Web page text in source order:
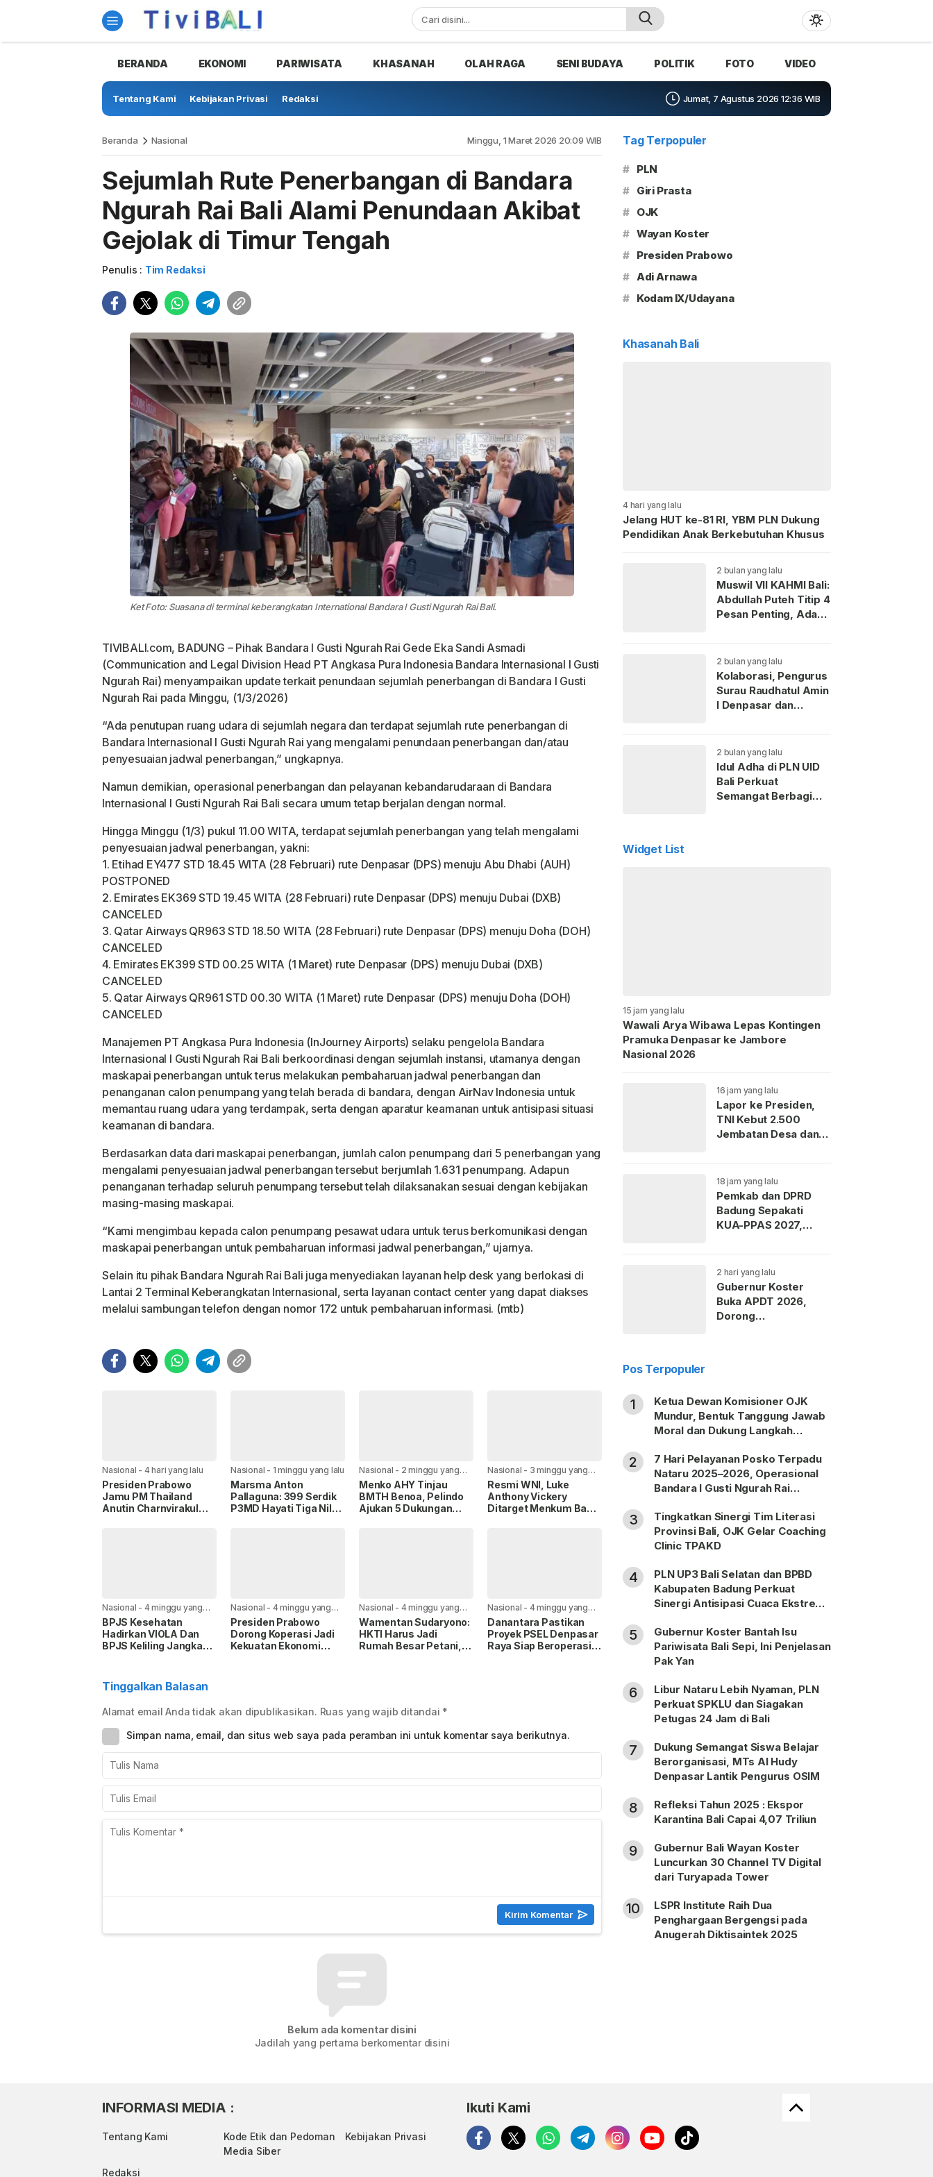
BERANDA EKONOMI PARIWISATA KHASANAH OLAH RAGA SENI BUDAYA POLITIK FOTO VIDEO
Tentang Kami Kebijakan Privasi Redaksi Jumat, 7 Agustus 2026 12:36 WIB
Beranda Nasional Minggu, 1 Maret 2026 20:09 WIB
Sejumlah Rute Penerbangan di Bandara
Ngurah Rai Bali Alami Penundaan Akibat
Gejolak di Timur Tengah
Penulis : Tim Redaksi
Ket Foto: Suasana di terminal keberangkatan International Bandara I Gusti Ngurah Rai Bali.
TIVIBALI.com, BADUNG – Pihak Bandara I Gusti Ngurah Rai Gede Eka Sandi Asmadi
(Communication and Legal Division Head PT Angkasa Pura Indonesia Bandara Internasional I Gusti
Ngurah Rai) menyampaikan update terkait penundaan sejumlah penerbangan di Bandara I Gusti
Ngurah Rai pada Minggu, (1/3/2026)
“Ada penutupan ruang udara di sejumlah negara dan terdapat sejumlah rute penerbangan di
Bandara Internasional I Gusti Ngurah Rai yang mengalami penundaan penerbangan dan/atau
penyesuaian jadwal penerbangan,” ungkapnya.
Namun demikian, operasional penerbangan dan pelayanan kebandarudaraan di Bandara
Internasional I Gusti Ngurah Rai Bali secara umum tetap berjalan dengan normal.
Hingga Minggu (1/3) pukul 11.00 WITA, terdapat sejumlah penerbangan yang telah mengalami
penyesuaian jadwal penerbangan, yakni:
1. Etihad EY477 STD 18.45 WITA (28 Februari) rute Denpasar (DPS) menuju Abu Dhabi (AUH)
POSTPONED
2. Emirates EK369 STD 19.45 WITA (28 Februari) rute Denpasar (DPS) menuju Dubai (DXB)
CANCELED
3. Qatar Airways QR963 STD 18.50 WITA (28 Februari) rute Denpasar (DPS) menuju Doha (DOH)
CANCELED
4. Emirates EK399 STD 00.25 WITA (1 Maret) rute Denpasar (DPS) menuju Dubai (DXB)
CANCELED
5. Qatar Airways QR961 STD 00.30 WITA (1 Maret) rute Denpasar (DPS) menuju Doha (DOH)
CANCELED
Manajemen PT Angkasa Pura Indonesia (InJourney Airports) selaku pengelola Bandara
Internasional I Gusti Ngurah Rai Bali berkoordinasi dengan sejumlah instansi, utamanya dengan
maskapai penerbangan untuk terus melakukan pembaharuan jadwal penerbangan dan
penanganan calon penumpang yang telah berada di bandara, dengan AirNav Indonesia untuk
memantau ruang udara yang terdampak, serta dengan aparatur keamanan untuk antisipasi situasi
keamanan di bandara.
Berdasarkan data dari maskapai penerbangan, jumlah calon penumpang dari 5 penerbangan yang
mengalami penyesuaian jadwal penerbangan tersebut berjumlah 1.631 penumpang. Adapun
penanganan terhadap seluruh penumpang tersebut telah dilaksanakan sesuai dengan kebijakan
masing-masing maskapai.
“Kami mengimbau kepada calon penumpang pesawat udara untuk terus berkomunikasi dengan
maskapai penerbangan untuk pembaharuan informasi jadwal penerbangan,” ujarnya.
Selain itu pihak Bandara Ngurah Rai Bali juga menyediakan layanan help desk yang berlokasi di
Lantai 2 Terminal Keberangkatan Internasional, serta layanan contact center yang dapat diakses
melalui sambungan telefon dengan nomor 172 untuk pembaharuan informasi. (mtb)
Nasional - 4 hari yang lalu
Presiden Prabowo
Jamu PM Thailand
Anutin Charnvirakul
Nasional - 1 minggu yang lalu
Marsma Anton
Pallaguna: 399 Serdik
P3MD Hayati Tiga Nilai
Nasional - 2 minggu yang
lalu
Menko AHY Tinjau
BMTH Benoa, Pelindo
Ajukan 5 Dukungan
Nasional - 3 minggu yang
lalu
Resmi WNI, Luke
Anthony Vickery
Ditarget Menkum Bawa
Nasional - 4 minggu yang
lalu
BPJS Kesehatan
Hadirkan VIOLA Dan
BPJS Keliling Jangkau
Nasional - 4 minggu yang
lalu
Presiden Prabowo
Dorong Koperasi Jadi
Kekuatan Ekonomi
Nasional - 4 minggu yang
lalu
Wamentan Sudaryono:
HKTI Harus Jadi
Rumah Besar Petani,
Nasional - 4 minggu yang
lalu
Danantara Pastikan
Proyek PSEL Denpasar
Raya Siap Beroperasi,
Tinggalkan Balasan
Alamat email Anda tidak akan dipublikasikan. Ruas yang wajib ditandai *
Simpan nama, email, dan situs web saya pada peramban ini untuk komentar saya berikutnya.
Belum ada komentar disini
Jadilah yang pertama berkomentar disini
Tag Terpopuler
# PLN
# Giri Prasta
# OJK
# Wayan Koster
# Presiden Prabowo
# Adi Arnawa
# Kodam IX/Udayana
Khasanah Bali
4 hari yang lalu
Jelang HUT ke-81 RI, YBM PLN Dukung
Pendidikan Anak Berkebutuhan Khusus
2 bulan yang lalu
Muswil VII KAHMI Bali:
Abdullah Puteh Titip 4
Pesan Penting, Ada
2 bulan yang lalu
Kolaborasi, Pengurus
Surau Raudhatul Amin
I Denpasar dan
Hewan Kurban
2 bulan yang lalu
Idul Adha di PLN UID
Bali Perkuat
Semangat Berbagi
Widget List
15 jam yang lalu
Wawali Arya Wibawa Lepas Kontingen
Pramuka Denpasar ke Jambore
Nasional 2026
16 jam yang lalu
Lapor ke Presiden,
TNI Kebut 2.500
Jembatan Desa dan
18 jam yang lalu
Pemkab dan DPRD
Badung Sepakati
KUA-PPAS 2027,
2 hari yang lalu
Gubernur Koster
Buka APDT 2026,
Dorong
Pos Terpopuler
1
Ketua Dewan Komisioner OJK
Mundur, Bentuk Tanggung Jawab
Moral dan Dukung Langkah
2
7 Hari Pelayanan Posko Terpadu
Nataru 2025–2026, Operasional
Bandara I Gusti Ngurah Rai
3
Tingkatkan Sinergi Tim Literasi
Provinsi Bali, OJK Gelar Coaching
Clinic TPAKD
4
PLN UP3 Bali Selatan dan BPBD
Kabupaten Badung Perkuat
Sinergi Antisipasi Cuaca Ekstrem
5
Gubernur Koster Bantah Isu
Pariwisata Bali Sepi, Ini Penjelasan
Pak Yan
6
Libur Nataru Lebih Nyaman, PLN
Perkuat SPKLU dan Siagakan
Petugas 24 Jam di Bali
7
Dukung Semangat Siswa Belajar
Berorganisasi, MTs Al Hudy
Denpasar Lantik Pengurus OSIM
8
Refleksi Tahun 2025 : Ekspor
Karantina Bali Capai 4,07 Triliun
9
Gubernur Bali Wayan Koster
Luncurkan 30 Channel TV Digital
dari Turyapada Tower
10
LSPR Institute Raih Dua
Penghargaan Bergengsi pada
Anugerah Diktisaintek 2025
INFORMASI MEDIA :
Tentang Kami
Kode Etik dan Pedoman
Media Siber
Kebijakan Privasi
Redaksi
Ikuti Kami